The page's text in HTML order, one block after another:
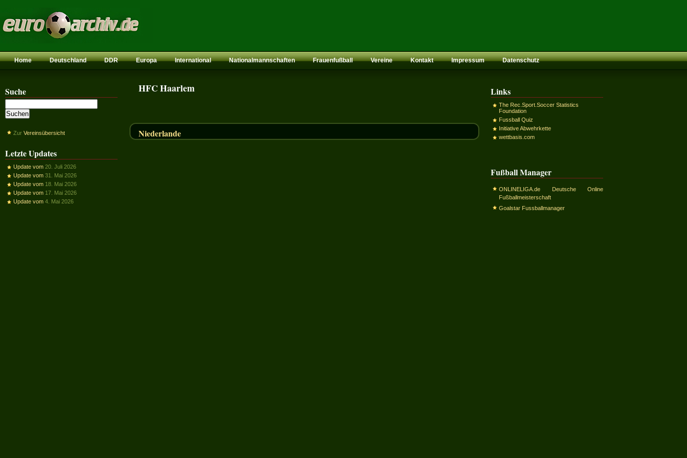
Home Deutschland DDR Europa International Nationalmannschaften Frauenfußball Vereine Kontakt Impressum Datenschutz
Suche
Zur Vereinsübersicht
Letzte Updates
Update vom 20. Juli 2026
Update vom 31. Mai 2026
Update vom 18. Mai 2026
Update vom 17. Mai 2026
Update vom 4. Mai 2026
HFC Haarlem
Niederlande
Links
The Rec.Sport.Soccer Statistics
Foundation
Fussball Quiz
Initiative Abwehrkette
wettbasis.com
Fußball Manager
ONLINELIGA.de Deutsche Online
Fußballmeisterschaft
Goalstar Fussballmanager